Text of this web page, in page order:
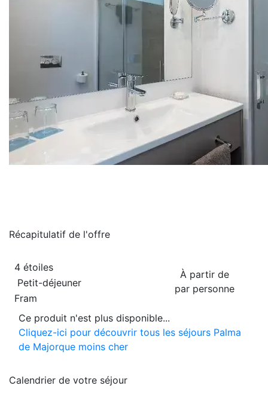
Récapitulatif de l'offre
À partir de
par personne
4 étoiles
Petit-déjeuner
Fram
Ce produit n'est plus disponible...
Cliquez-ici pour découvrir tous les séjours Palma
de Majorque moins cher
Calendrier de votre séjour